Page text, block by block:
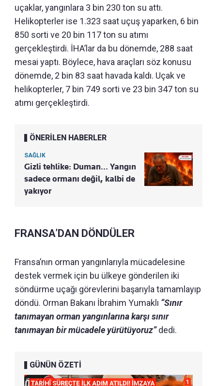
uçaklar, yangınlara 3 bin 230 ton su attı.
Helikopterler ise 1.323 saat uçuş yaparken, 6 bin
850 sorti ve 20 bin 117 ton su atımı
gerçekleştirdi. İHA’lar da bu dönemde, 288 saat
mesai yaptı. Böylece, hava araçları söz konusu
dönemde, 2 bin 83 saat havada kaldı. Uçak ve
helikopterler, 7 bin 749 sorti ve 23 bin 347 ton su
atımı gerçekleştirdi.
ÖNERİLEN HABERLER
SAĞLIK
Gizli tehlike: Duman... Yangın
sadece ormanı değil, kalbi de
yakıyor
FRANSA’DAN DÖNDÜLER
Fransa’nın orman yangınlarıyla mücadelesine
destek vermek için bu ülkeye gönderilen iki
söndürme uçağı görevlerini başarıyla tamamlayıp
döndü. Orman Bakanı İbrahim Yumaklı “Sınır
tanımayan orman yangınlarına karşı sınır
tanımayan bir mücadele yürütüyoruz”dedi.
GÜNÜN ÖZETİ